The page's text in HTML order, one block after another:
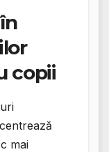
copii
mai